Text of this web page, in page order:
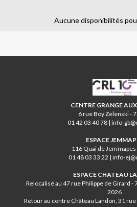
Prévoir un repas pour le déjeuner,
Aucune disponibilités
CRL10
CENTRE GRANGE AUX
6 rue Boy Zelenski -
01 42 03 40 78 | info-
ESPACE
116 Quai de
01 48 03 33 22 | info-
ESPACE CHÂTEAU
Relocalisé au 47 rue Philippe de Girard
2026
Retour au centre Château Landon, 31